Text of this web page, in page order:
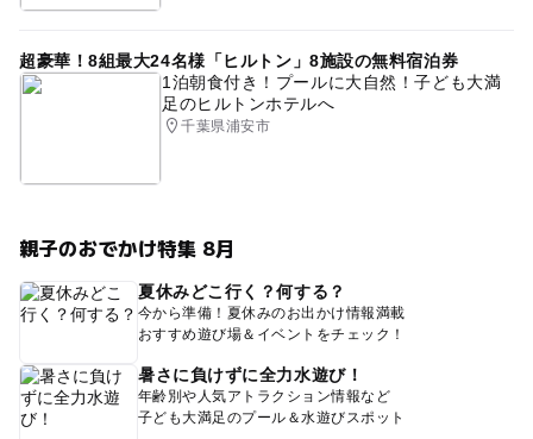
超豪華！8組最大24名様「ヒルトン」8施設の無料宿泊券
1泊朝食付き！プールに大自然！子ども大満
足のヒルトンホテルへ
千葉県浦安市
親子のおでかけ特集 8月
夏休みどこ行く？何する？
今から準備！夏休みのお出かけ情報満載
おすすめ遊び場＆イベントをチェック！
暑さに負けずに全力水遊び！
年齢別や人気アトラクション情報など
子ども大満足のプール＆水遊びスポット